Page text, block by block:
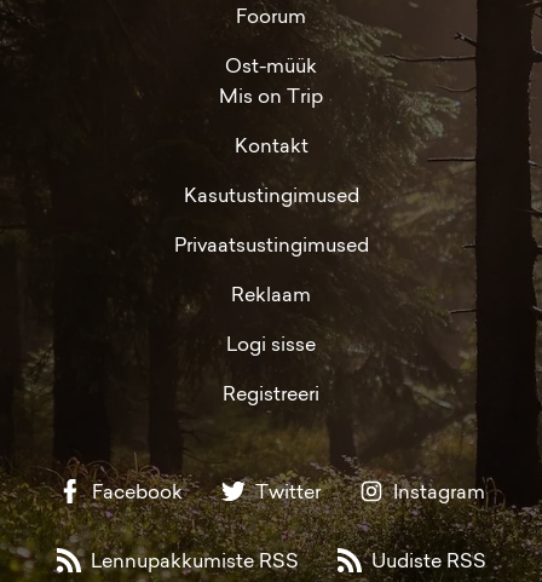
Foorum
Ost-müük
Mis on Trip
Kontakt
Kasutustingimused
Privaatsustingimused
Reklaam
Logi sisse
Registreeri
Facebook Twitter Instagram
Lennupakkumiste RSS Uudiste RSS